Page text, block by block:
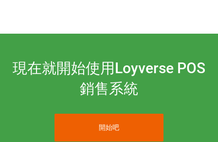
現在就開始使用Loyverse POS
銷售系統
開始吧